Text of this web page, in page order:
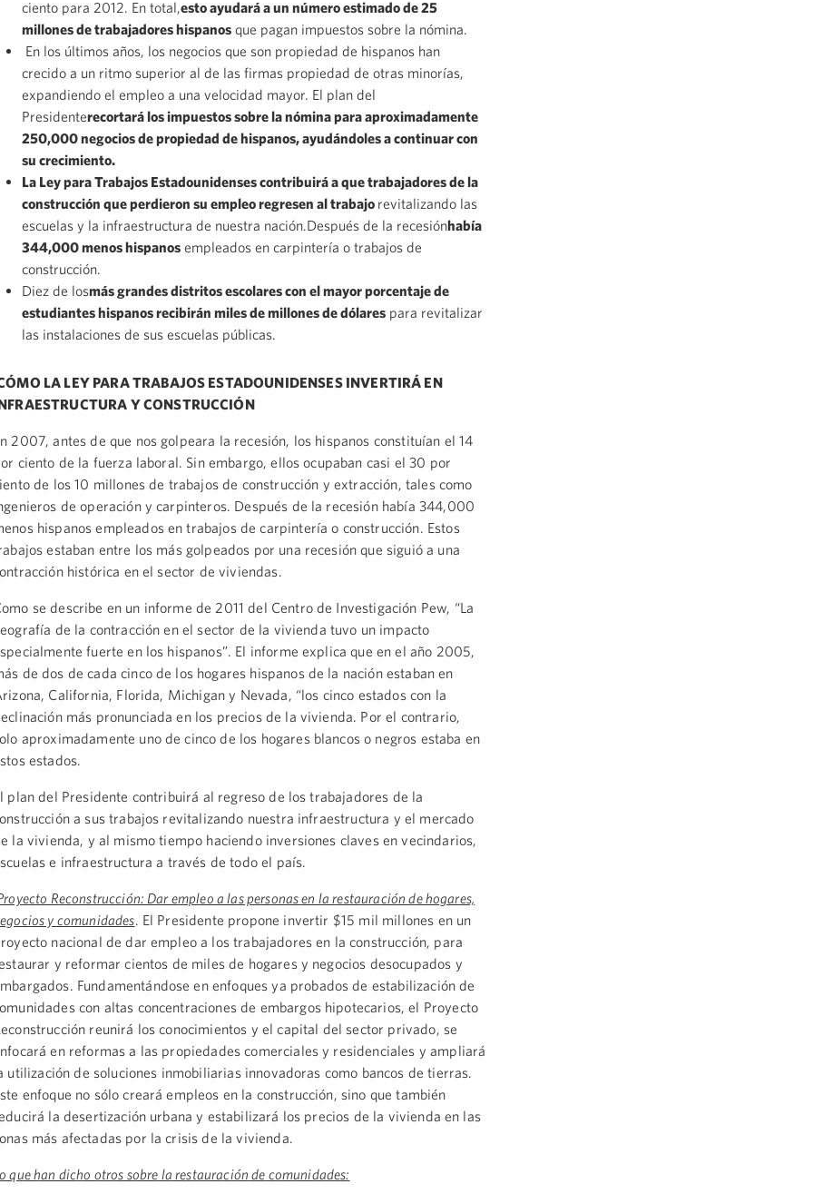
ciento para 2012. En total, esto ayudará a un número estimado de 25
millones de trabajadores hispanosque pagan impuestos sobre la nómina.
En los últimos años, los negocios que son propiedad de hispanos han
crecido a un ritmo superior al de las firmas propiedad de otras minorías,
expandiendo el empleo a una velocidad mayor. El plan del
Presidenterecortará los impuestos sobre la nómina para aproximadamente
250,000 negocios de propiedad de hispanos, ayudándoles a continuar con
su crecimiento.
La Ley para Trabajos Estadounidenses contribuirá a que trabajadores de la
construcción que perdieron su empleo regresen al trabajo revitalizando las
escuelas y la infraestructura de nuestra nación.Después de la recesiónhabía
344,000 menos hispanosempleados en carpintería o trabajos de
construcción.
Diez de losmás grandes distritos escolares con el mayor porcentaje de
estudiantes hispanos recibirán miles de millones de dólarespara revitalizar
las instalaciones de sus escuelas públicas.
LA LEY PARA TRABAJOS ESTADOUNIDENSES INVERTIRÁ EN
Y CONSTRUCCIÓN
2007, antes de que nos golpeara la recesión, los hispanos constituían el 14
ciento de la fuerza laboral. Sin embargo, ellos ocupaban casi el 30 por
de los 10 millones de trabajos de construcción y extracción, tales como
de operación y carpinteros. Después de la recesión había 344,000
hispanos empleados en trabajos de carpintería o construcción. Estos
estaban entre los más golpeados por una recesión que siguió a una
histórica en el sector de viviendas.
se describe en un informe de 2011 del Centro de Investigación Pew, “La
de la contracción en el sector de la vivienda tuvo un impacto
fuerte en los hispanos”. El informe explica que en el año 2005,
de dos de cada cinco de los hogares hispanos de la nación estaban en
California, Florida, Michigan y Nevada, “los cinco estados con la
más pronunciada en los precios de la vivienda. Por el contrario,
aproximadamente uno de cinco de los hogares blancos o negros estaba en
estados.
plan del Presidente contribuirá al regreso de los trabajadores de la
a sus trabajos revitalizando nuestra infraestructura y el mercado
la vivienda, y al mismo tiempo haciendo inversiones claves en vecindarios,
e infraestructura a través de todo el país.
Reconstrucción: Dar empleo a las personas en la restauración de hogares,
y comunidades. El Presidente propone invertir $15 mil millones en un
nacional de dar empleo a los trabajadores en la construcción, para
y reformar cientos de miles de hogares y negocios desocupados y
Fundamentándose en enfoques ya probados de estabilización de
con altas concentraciones de embargos hipotecarios, el Proyecto
reunirá los conocimientos y el capital del sector privado, se
en reformas a las propiedades comerciales y residenciales y ampliará
utilización de soluciones inmobiliarias innovadoras como bancos de tierras.
enfoque no sólo creará empleos en la construcción, sino que también
la desertización urbana y estabilizará los precios de la vivienda en las
más afectadas por la crisis de la vivienda.
que han dicho otros sobre la restauración de comunidades: